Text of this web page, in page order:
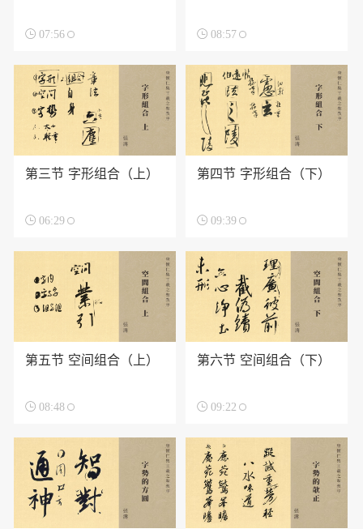
 07:56  08:57
第三节 字形组合（上）
 06:29
第四节 字形组合（下）
 09:39
第五节 空间组合（上）
 08:48
第六节 空间组合（下）
 09:22